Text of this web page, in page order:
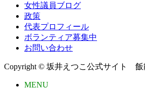
女性議員ブログ
政策
代表プロフィール
ボランティア募集中
お問い合わせ
Copyright © 坂井えつこ公式サイト 飯
MENU